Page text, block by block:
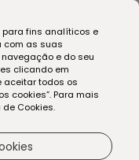
para fins analíticos e
com as suas
e do seu
clicando em
aceitar todos os
cookies”. Para mais
Cookies.